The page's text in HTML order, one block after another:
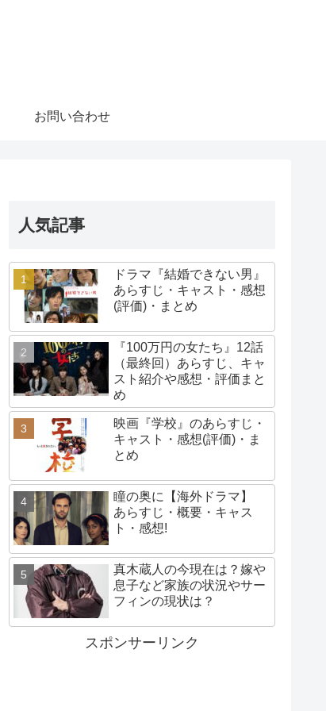
お問い合わせ
人気記事
ドラマ『結婚できない男』
あらすじ・キャスト・感想
(評価)・まとめ
『100万円の女たち』12話
（最終回）あらすじ、キャ
スト紹介や感想・評価まと
め
映画『学校』のあらすじ・
キャスト・感想(評価)・ま
とめ
瞳の奥に【海外ドラマ】
あらすじ・概要・キャス
ト・感想!
真木蔵人の今現在は？嫁や
息子など家族の状況やサー
フィンの現状は？
スポンサーリンク